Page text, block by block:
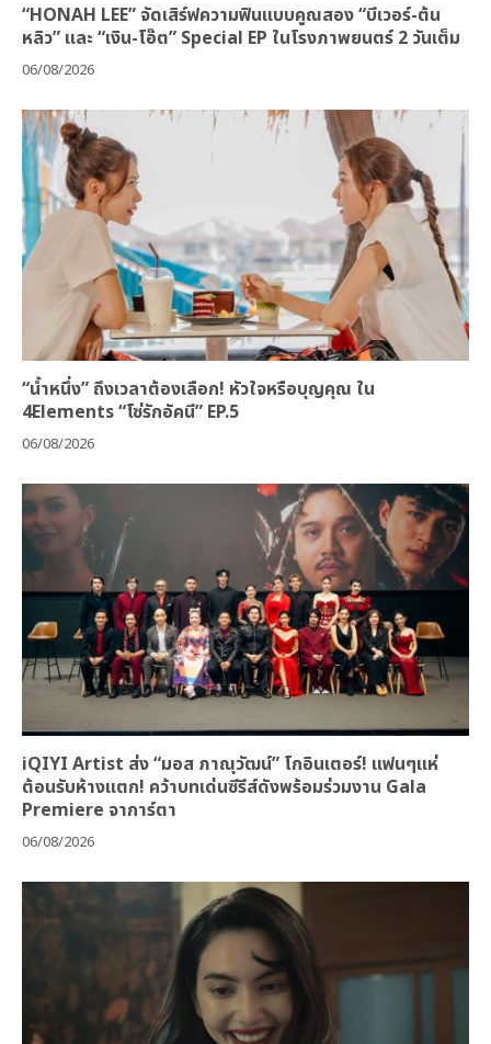
“HONAH LEE” จัดเสิร์ฟความฟินแบบคูณสอง “บีเวอร์-ต้น
หลิว” และ “เงิน-โอ๊ต” Special EP ในโรงภาพยนตร์ 2 วันเต็ม
06/08/2026
“น้ำหนึ่ง” ถึงเวลาต้องเลือก! หัวใจหรือบุญคุณ ใน
4Elements “โซ่รักอัคนี” EP.5
06/08/2026
iQIYI Artist ส่ง “มอส ภาณุวัฒน์” โกอินเตอร์! แฟนๆแห่
ต้อนรับห้างแตก! คว้าบทเด่นซีรีส์ดังพร้อมร่วมงาน Gala
Premiere จาการ์ตา
06/08/2026